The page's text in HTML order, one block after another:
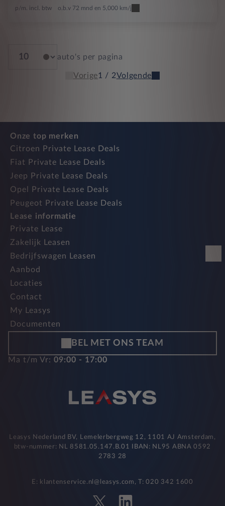
p/m. incl. btw o.b.v 72 mnd en 5,000 km/j
auto's per pagina
Vorige1 / 2Volgende
Onze top merken
Citroen Private Lease Deals
Fiat Private Lease Deals
Jeep Private Lease Deals
Opel Private Lease Deals
Peugeot Private Lease Deals
Lease informatie
Private Lease
Zakelijk Leasen
Bedrijfswagen Leasen
Aanbod
Locaties
Contact
My Leasys
Documenten
BEL MET ONS TEAM
Ma t/m Vr: 09:00 - 17:00
Leasys Nederland BV, Lemelerbergweg 12, 1101 AJ Amsterdam,
btw-nummer: NL 8581.05.147.B.01 IBAN: NL95 ABNA 0592
2783 28
E: klantenservice.nl@leasys.com, T: 020 342 1600